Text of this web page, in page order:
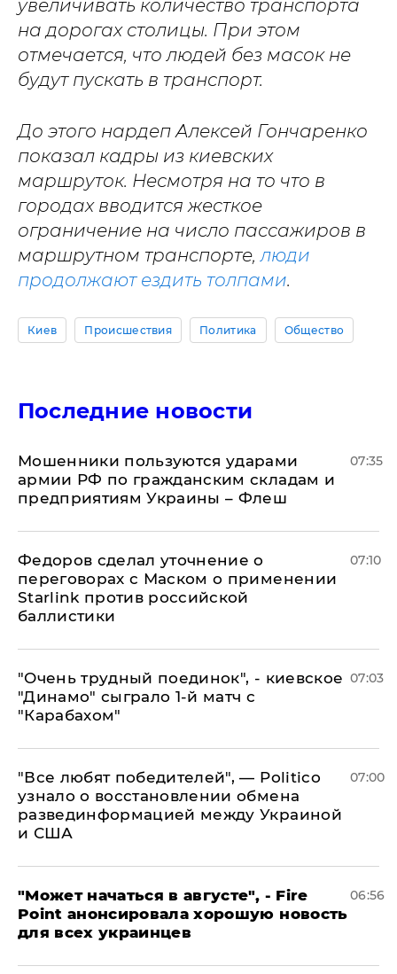
увеличивать количество транспорта
на дорогах столицы. При этом
отмечается, что людей без масок не
будут пускать в транспорт.
До этого нардеп Алексей Гончаренко
показал кадры из киевских
маршруток. Несмотря на то что в
городах вводится жесткое
ограничение на число пассажиров в
маршрутном транспорте,люди
продолжают ездить толпами.
Киев Происшествия Политика Общество
Последние новости
Мошенники пользуются ударами
армии РФ по гражданским складам и
предприятиям Украины – Флеш
07:35
Федоров сделал уточнение о
переговорах с Маском о применении
Starlink против российской
баллистики
07:10
"Очень трудный поединок", - киевское
"Динамо" сыграло 1-й матч с
"Карабахом"
07:03
​"Все любят победителей", — Politico
узнало о восстановлении обмена
развединформацией между Украиной
и США
07:00
"Может начаться в августе", - Fire
Point анонсировала хорошую новость
для всех украинцев
06:56